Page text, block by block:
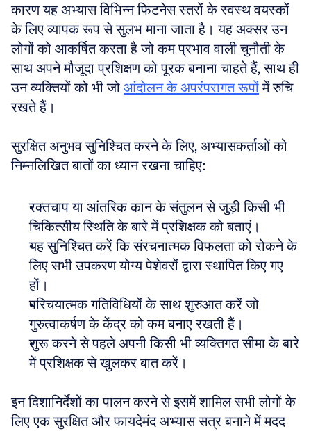
कारण यह अभ्यास विभिन्न फिटनेस स्तरों के स्वस्थ वयस्कों
के लिए व्यापक रूप से सुलभ माना जाता है। यह अक्सर उन
लोगों को आकर्षित करता है जो कम प्रभाव वाली चुनौती के
साथ अपने मौजूदा प्रशिक्षण को पूरक बनाना चाहते हैं, साथ ही
उन व्यक्तियों को भी जो आंदोलन के अपरंपरागत रूपों में रुचि
रखते हैं।
सुरक्षित अनुभव सुनिश्चित करने के लिए, अभ्यासकर्ताओं को
निम्नलिखित बातों का ध्यान रखना चाहिए:
रक्तचाप या आंतरिक कान के संतुलन से जुड़ी किसी भी
चिकित्सीय स्थिति के बारे में प्रशिक्षक को बताएं।
यह सुनिश्चित करें कि संरचनात्मक विफलता को रोकने के
लिए सभी उपकरण योग्य पेशेवरों द्वारा स्थापित किए गए
हों।
परिचयात्मक गतिविधियों के साथ शुरुआत करें जो
गुरुत्वाकर्षण के केंद्र को कम बनाए रखती हैं।
शुरू करने से पहले अपनी किसी भी व्यक्तिगत सीमा के बारे
में प्रशिक्षक से खुलकर बात करें।
इन दिशानिर्देशों का पालन करने से इसमें शामिल सभी लोगों के
लिए एक सुरक्षित और फायदेमंद अभ्यास सत्र बनाने में मदद